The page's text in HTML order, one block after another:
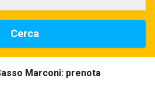
Cerca
Marconi: prenota